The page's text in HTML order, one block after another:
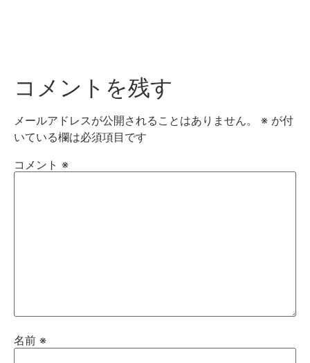
コメントを残す
メールアドレスが公開されることはありません。 ※ が付
いている欄は必須項目です
コメント ※
名前 ※